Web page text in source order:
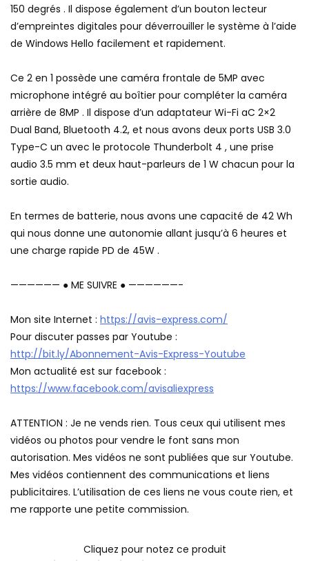
150 degrés . Il dispose également d’un bouton lecteur
d’empreintes digitales pour déverrouiller le système à l’aide
de Windows Hello facilement et rapidement.
Ce 2 en 1 possède une caméra frontale de 5MP avec
microphone intégré au boîtier pour compléter la caméra
arrière de 8MP . Il dispose d’un adaptateur Wi-Fi aC 2×2
Dual Band, Bluetooth 4.2, et nous avons deux ports USB 3.0
Type-C un avec le protocole Thunderbolt 4 , une prise
audio 3.5 mm et deux haut-parleurs de 1 W chacun pour la
sortie audio.
En termes de batterie, nous avons une capacité de 42 Wh
qui nous donne une autonomie allant jusqu’à 6 heures et
une charge rapide PD de 45W .
—————— ● ME SUIVRE ● ——————-
Mon site Internet : https://avis-express.com/
Pour discuter passes par Youtube :
http://bit.ly/Abonnement-Avis-Express-Youtube
Mon actualité est sur facebook :
https://www.facebook.com/avisaliexpress
ATTENTION : Je ne vends rien. Tous ceux qui utilisent mes
vidéos ou photos pour vendre le font sans mon
autorisation. Mes vidéos ne sont publiées que sur Youtube.
Mes vidéos contiennent des communications et liens
publicitaires. L’utilisation de ces liens ne vous coute rien, et
me rapporte une petite commission.
Cliquez pour notez ce produit